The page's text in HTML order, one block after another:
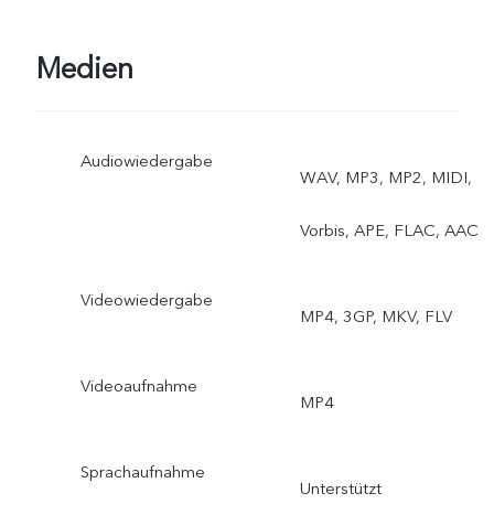
Medien
Audiowiedergabe
WAV, MP3, MP2, MIDI,
Vorbis, APE, FLAC, AAC
Videowiedergabe
MP4, 3GP, MKV, FLV
Videoaufnahme
MP4
Sprachaufnahme
Unterstützt